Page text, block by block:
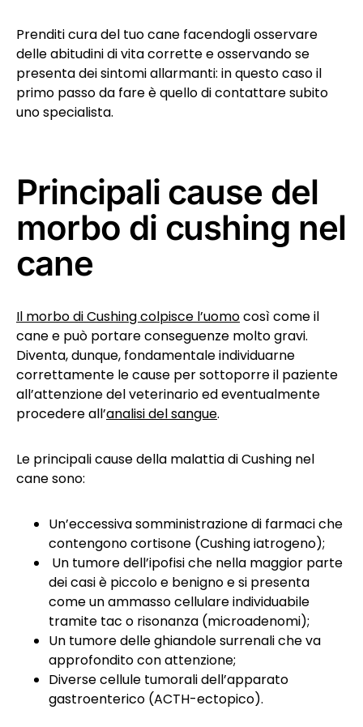
Prenditi cura del tuo cane facendogli osservare
delle abitudini di vita corrette e osservando se
presenta dei sintomi allarmanti: in questo caso il
primo passo da fare è quello di contattare subito
uno specialista.
Principali cause del
morbo di cushing nel
cane
Il morbo di Cushing colpisce l’uomocosì come il
cane e può portare conseguenze molto gravi.
Diventa, dunque, fondamentale individuarne
correttamente le cause per sottoporre il paziente
all’attenzione del veterinario ed eventualmente
procedere all’analisi del sangue.
Le principali cause della malattia di Cushing nel
cane sono:
Un’eccessiva somministrazione di farmaci che
contengono cortisone (Cushing iatrogeno);
Un tumore dell’ipofisi che nella maggior parte
dei casi è piccolo e benigno e si presenta
come un ammasso cellulare individuabile
tramite tac o risonanza (microadenomi);
Un tumore delle ghiandole surrenali che va
approfondito con attenzione;
Diverse cellule tumorali dell’apparato
gastroenterico (ACTH-ectopico).